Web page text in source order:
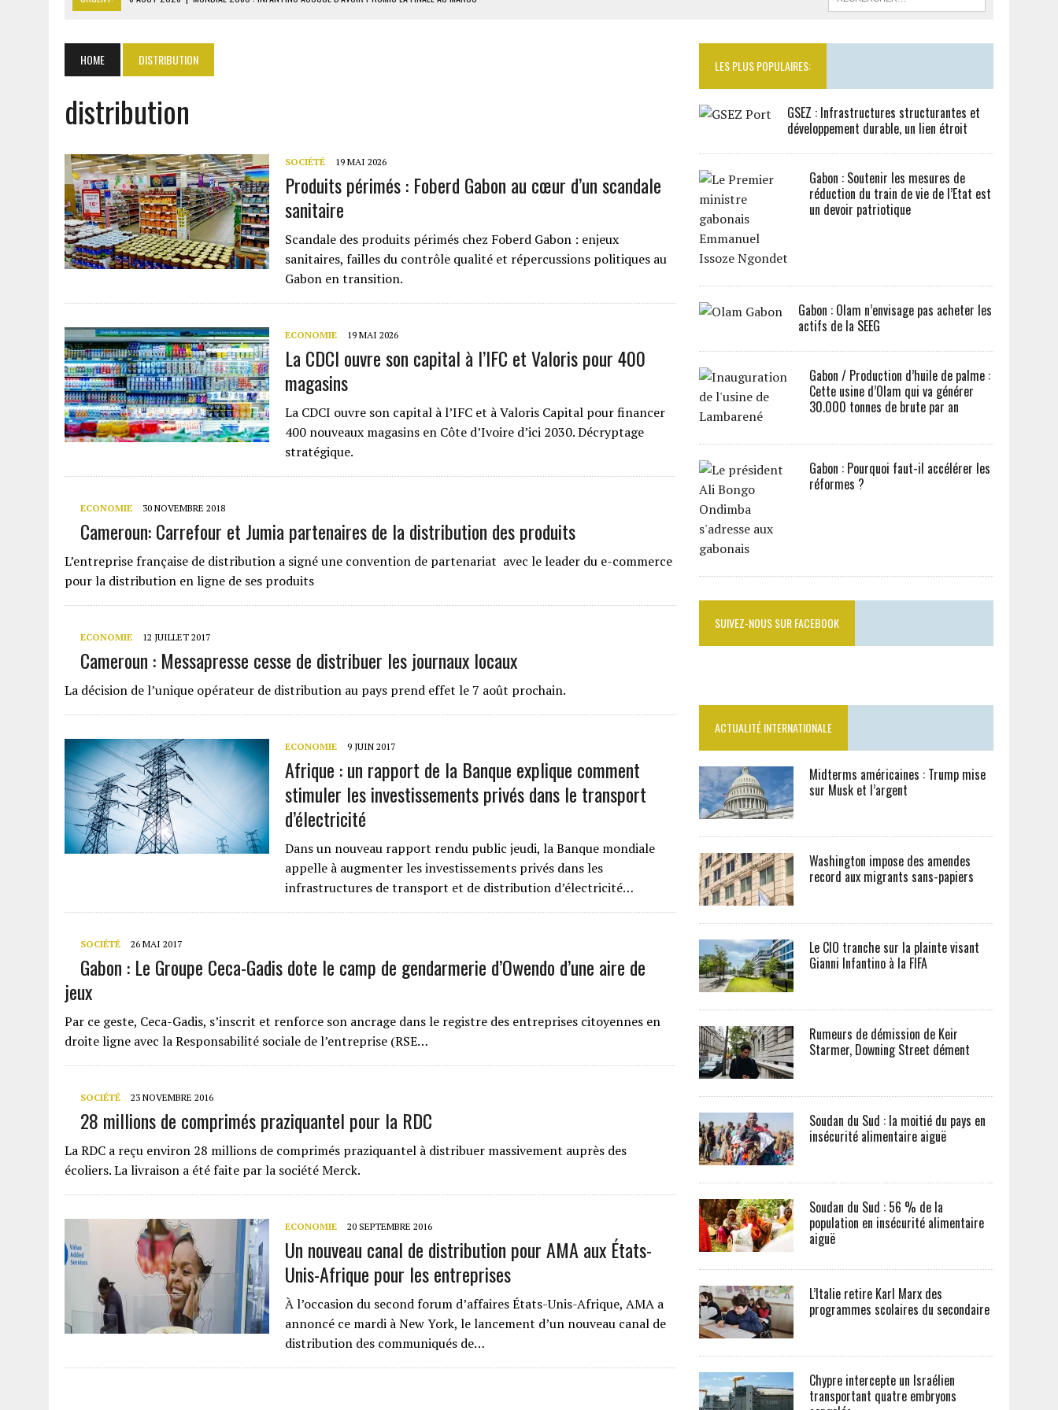
6 AOÛT 2026 | LA BANQUE MONDIALE ACCORDE 340 MILLIARDS FCFA AU SÉNÉGAL
6 AOÛT 2026
CAN FÉMININE : LA CÔTE D’IVOIRE ET L’AFRIQUE DU SUD DÉCROCHENT LEUR QUALIFICATION POUR LES QUARTS DE FINALE
HOME DISTRIBUTION
distribution
SOCIÉTÉ 19 MAI 2026
Produits périmés : Foberd Gabon au cœur d’un scandale
sanitaire
Scandale des produits périmés chez Foberd Gabon : enjeux
sanitaires, failles du contrôle qualité et répercussions politiques au
Gabon en transition.
ECONOMIE 19 MAI 2026
La CDCI ouvre son capital à l’IFC et Valoris pour 400
magasins
La CDCI ouvre son capital à l’IFC et à Valoris Capital pour financer
400 nouveaux magasins en Côte d’Ivoire d’ici 2030. Décryptage
stratégique.
ECONOMIE 30 NOVEMBRE 2018
Cameroun: Carrefour et Jumia partenaires de la distribution des produits
L’entreprise française de distribution a signé une convention de partenariat avec le leader du e-commerce
pour la distribution en ligne de ses produits
ECONOMIE 12 JUILLET 2017
Cameroun : Messapresse cesse de distribuer les journaux locaux
La décision de l’unique opérateur de distribution au pays prend effet le 7 août prochain.
ECONOMIE 9 JUIN 2017
Afrique : un rapport de la Banque explique comment
stimuler les investissements privés dans le transport
d’électricité
Dans un nouveau rapport rendu public jeudi, la Banque mondiale
appelle à augmenter les investissements privés dans les
infrastructures de transport et de distribution d’électricité…
SOCIÉTÉ 26 MAI 2017
Gabon : Le Groupe Ceca-Gadis dote le camp de gendarmerie d’Owendo d’une aire de
jeux
Par ce geste, Ceca-Gadis, s’inscrit et renforce son ancrage dans le registre des entreprises citoyennes en
droite ligne avec la Responsabilité sociale de l’entreprise (RSE…
SOCIÉTÉ 23 NOVEMBRE 2016
28 millions de comprimés praziquantel pour la RDC
La RDC a reçu environ 28 millions de comprimés praziquantel à distribuer massivement auprès des
écoliers. La livraison a été faite par la société Merck.
ECONOMIE 20 SEPTEMBRE 2016
Un nouveau canal de distribution pour AMA aux États-
Unis-Afrique pour les entreprises
À l’occasion du second forum d’affaires États-Unis-Afrique, AMA a
annoncé ce mardi à New York, le lancement d’un nouveau canal de
distribution des communiqués de…
LES PLUS POPULAIRES:
GSEZ : Infrastructures structurantes et
développement durable, un lien étroit
Gabon : Soutenir les mesures de
réduction du train de vie de l’Etat est
un devoir patriotique
Gabon : Olam n’envisage pas acheter les
actifs de la SEEG
Gabon / Production d’huile de palme :
Cette usine d’Olam qui va générer
30.000 tonnes de brute par an
Gabon : Pourquoi faut-il accélérer les
réformes ?
SUIVEZ-NOUS SUR FACEBOOK
ACTUALITÉ INTERNATIONALE
Midterms américaines : Trump mise
sur Musk et l’argent
Washington impose des amendes
record aux migrants sans-papiers
Le CIO tranche sur la plainte visant
Gianni Infantino à la FIFA
Rumeurs de démission de Keir
Starmer, Downing Street dément
Soudan du Sud : la moitié du pays en
insécurité alimentaire aiguë
Soudan du Sud : 56 % de la
population en insécurité alimentaire
aiguë
L’Italie retire Karl Marx des
programmes scolaires du secondaire
Chypre intercepte un Israélien
transportant quatre embryons